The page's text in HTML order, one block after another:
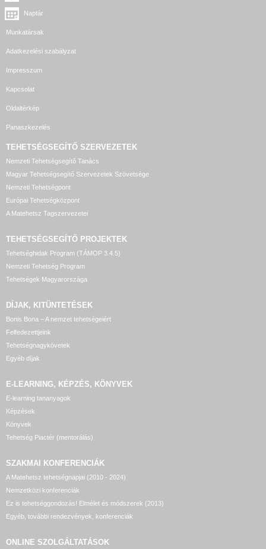
Naptár
Munkatársak
Adatkezelési szabályzat
Impresszum
Kapcsolat
Oldaltérkép
Panaszkezelés
TEHETSÉGSEGÍTŐ SZERVEZETEK
Nemzeti Tehetségsegítő Tanács
Magyar Tehetségsegítő Szervezetek Szövetsége
Nemzeti Tehetségpont
Európai Tehetségközpont
A Matehetsz Tagszervezetei
TEHETSÉGSEGÍTŐ PROJEKTEK
Tehetséghidak Program (TÁMOP 3.4.5)
Nemzeti Tehetség Program
Tehetségek Magyarországa
DÍJAK, KITÜNTETÉSEK
Bonis Bona – A nemzet tehetségeiért
Felfedezettjeink
Tehetségnagykövetek
Egyéb díjak
E-LEARNING, KÉPZÉS, KÖNYVEK
E-learning tananyagok
Képzések
Könyvek
Tehetség Piactér (mentorálás)
SZAKMAI KONFERENCIÁK
A Matehetsz tehetségnapjai (2010 - 2024)
Nemzetközi konferenciák
Ez is tehetséggondozás! Elmélet és módszerek (2013)
Egyéb, további rendezvények, konferenciák
ONLINE SZOLGÁLTATÁSOK